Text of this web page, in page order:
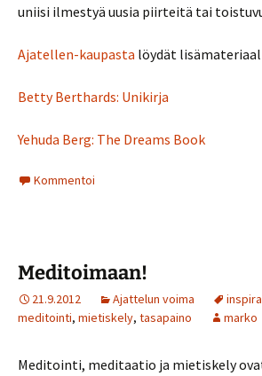
uniisi ilmestyä uusia piirteitä tai
Ajatellen-kaupasta löydät
Betty Berthards: Unikirja
Yehuda Berg: The Dreams Book
Kommentoi
Meditoimaan!
21.9.2012 Ajattelun voima
meditointi, mietiskely, tasapaino marko
Meditointi, meditaatio ja mietiskely